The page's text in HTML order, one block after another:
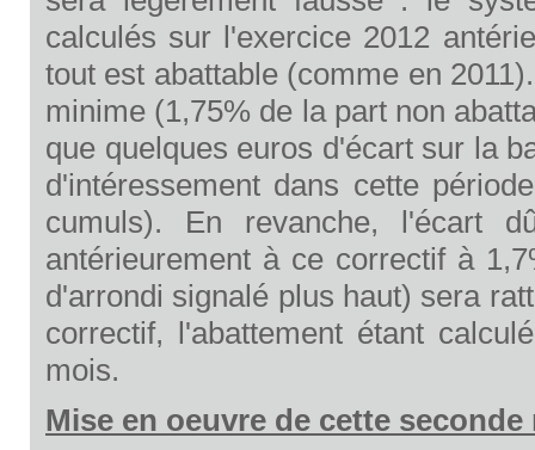
calculés sur l'exercice 2012
tout est abattable (comme en
minime (1,75% de la part non
que quelques euros d'écart sur la
d'intéressement dans cette
cumuls). En revanche, l'écart
antérieurement à ce correctif à
d'arrondi signalé plus haut) sera
correctif, l'abattement étant
mois.
Mise en oeuvre de cette seconde